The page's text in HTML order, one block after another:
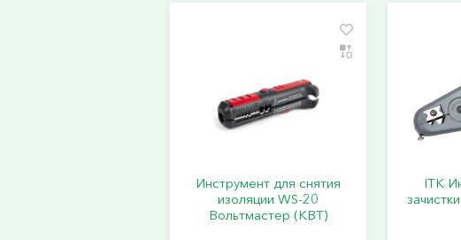
Инструмент для снятия
изоляции WS-20
Вольтмастер (КВТ)
ITK